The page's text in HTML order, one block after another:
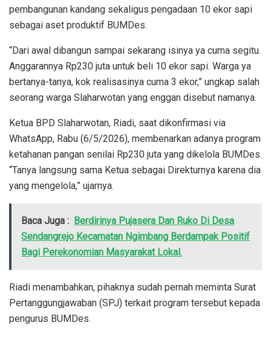
pembangunan kandang sekaligus pengadaan 10 ekor sapi
sebagai aset produktif BUMDes.
“Dari awal dibangun sampai sekarang isinya ya cuma segitu.
Anggarannya Rp230 juta untuk beli 10 ekor sapi. Warga ya
bertanya-tanya, kok realisasinya cuma 3 ekor,” ungkap salah
seorang warga Slaharwotan yang enggan disebut namanya.
Ketua BPD Slaharwotan, Riadi, saat dikonfirmasi via
WhatsApp, Rabu (6/5/2026), membenarkan adanya program
ketahanan pangan senilai Rp230 juta yang dikelola BUMDes.
“Tanya langsung sama Ketua sebagai Direkturnya karena dia
yang mengelola,” ujarnya.
Baca Juga : Berdirinya Pujasera Dan Ruko Di Desa
Sendangrejo Kecamatan Ngimbang Berdampak Positif
Bagi Perekonomian Masyarakat Lokal.
Riadi menambahkan, pihaknya sudah pernah meminta Surat
Pertanggungjawaban (SPJ) terkait program tersebut kepada
pengurus BUMDes.